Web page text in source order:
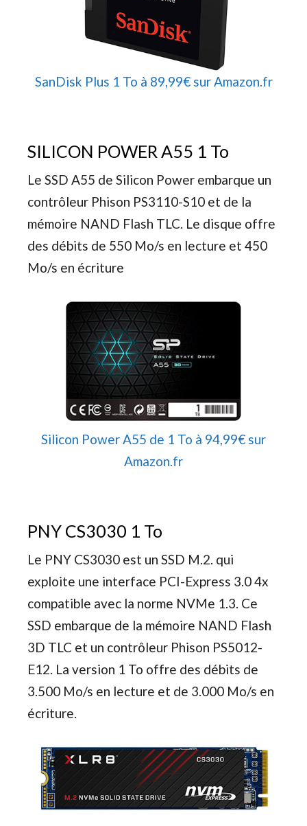
SanDisk Plus 1 To à 89,99€ sur Amazon.fr
SILICON POWER A55 1 To
Le SSD A55 de Silicon Power embarque un
contrôleur Phison PS3110-S10 et de la
mémoire NAND Flash TLC. Le disque offre
des débits de 550 Mo/s en lecture et 450
Mo/s en écriture
Silicon Power A55 de 1 To à 94,99€ sur
Amazon.fr
PNY CS3030 1 To
Le PNY CS3030 est un SSD M.2. qui
exploite une interface PCI-Express 3.0 4x
compatible avec la norme NVMe 1.3. Ce
SSD embarque de la mémoire NAND Flash
3D TLC et un contrôleur Phison PS5012-
E12. La version 1 To offre des débits de
3.500 Mo/s en lecture et de 3.000 Mo/s en
écriture.